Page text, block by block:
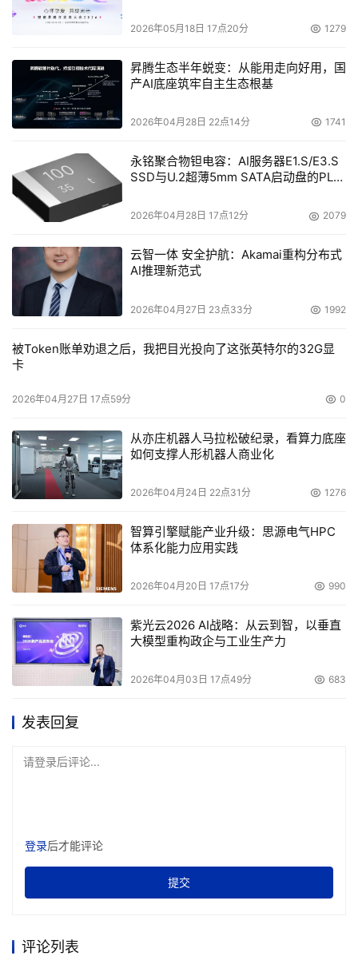
2026年05月18日 17点20分 1279
昇腾生态半年蜕变：从能用走向好用，国
产AI底座筑牢自主生态根基
2026年04月28日 22点14分 1741
永铭聚合物钽电容：AI服务器E1.S/E3.S
SSD与U.2超薄5mm SATA启动盘的PLP
2026年04月28日 17点12分 2079
云智一体 安全护航：Akamai重构分布式
AI推理新范式
2026年04月27日 23点33分 1992
被Token账单劝退之后，我把目光投向了这张英特尔的32G显
卡
2026年04月27日 17点59分 0
从亦庄机器人马拉松破纪录，看算力底座
如何支撑人形机器人商业化
2026年04月24日 22点31分 1276
智算引擎赋能产业升级：思源电气HPC
体系化能力应用实践
2026年04月20日 17点17分 990
紫光云2026 AI战略：从云到智，以垂直
大模型重构政企与工业生产力
2026年04月03日 17点49分 683
发表回复
请登录后评论...
登录后才能评论
提交
评论列表